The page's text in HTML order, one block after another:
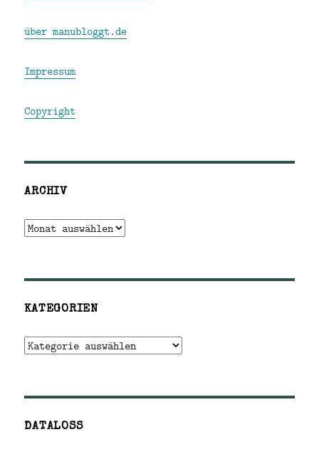
über manubloggt.de
Impressum
Copyright
ARCHIV
Archiv
KATEGORIEN
Kategorien
DATALOSS